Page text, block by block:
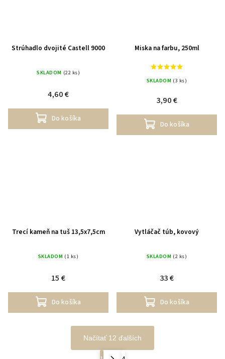
Strúhadlo dvojité Castell 9000
SKLADOM (22 ks)
4,60 €
Do košíka
Miska na farbu, 250ml
SKLADOM (3 ks)
3,90 €
Do košíka
Trecí kameň na tuš 13,5x7,5cm
SKLADOM (1 ks)
15 €
Do košíka
Vytláčač túb, kovový
SKLADOM (2 ks)
33 €
Do košíka
Načítať 12 ďalších